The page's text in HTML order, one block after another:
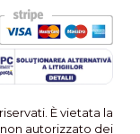
È vietata la
autorizzato dei